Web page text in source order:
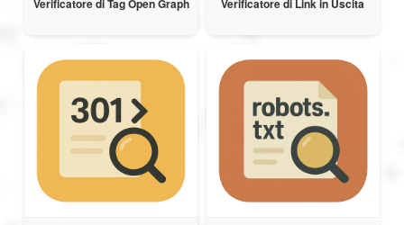
Verificatore di Tag Open Graph Verificatore di Link in Uscita